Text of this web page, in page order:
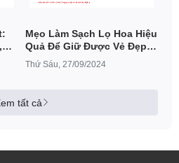
Mẹo Làm Sạch Lọ Hoa Hiệu
Quả Để Giữ Được Vẻ Đẹp
Tinh Tế
Thứ Sáu, 27/09/2024
tất cả